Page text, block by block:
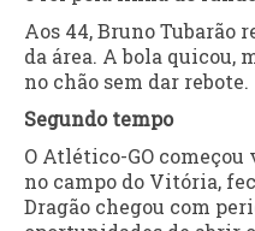
Aos 44, Bruno Tubarão
da área. A bola quicou,
no chão sem dar rebote.
Segundo tempo
O Atlético-GO começou
no campo do Vitória,
Dragão chegou com